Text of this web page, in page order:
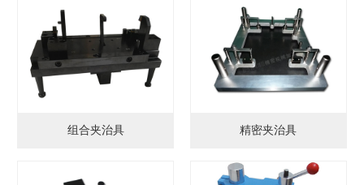
组合夹治具 精密夹治具